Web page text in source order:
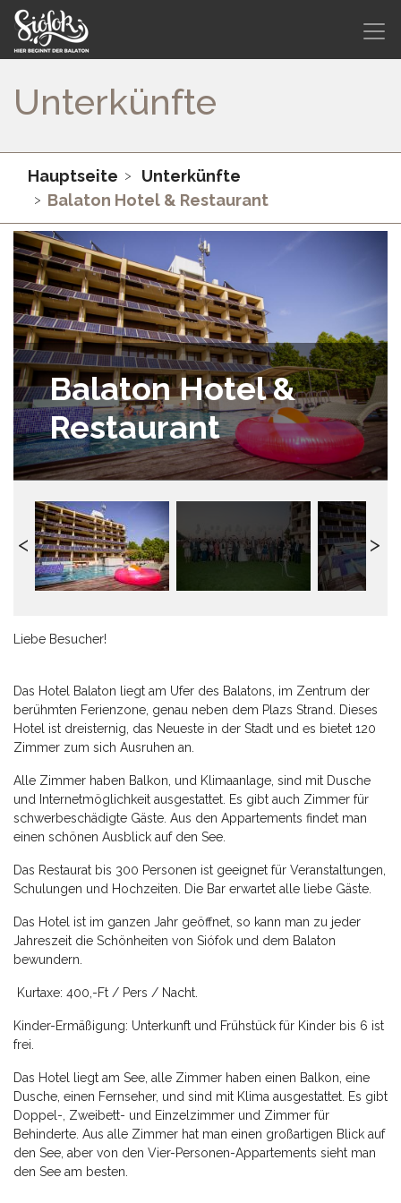
Unterkünfte
Hauptseite
Unterkünfte
Balaton Hotel & Restaurant
Balaton Hotel &
Restaurant
Liebe Besucher!
Das Hotel Balaton liegt am Ufer des Balatons, im Zentrum der
berühmten Ferienzone, genau neben dem Plazs Strand. Dieses
Hotel ist dreisternig, das Neueste in der Stadt und es bietet 120
Zimmer zum sich Ausruhen an.
Alle Zimmer haben Balkon, und Klimaanlage, sind mit Dusche
und Internetmöglichkeit ausgestattet. Es gibt auch Zimmer für
schwerbeschädigte Gäste. Aus den Appartements findet man
einen schönen Ausblick auf den See.
Das Restaurat bis 300 Personen ist geeignet für Veranstaltungen,
Schulungen und Hochzeiten. Die Bar erwartet alle liebe Gäste.
Das Hotel ist im ganzen Jahr geöffnet, so kann man zu jeder
Jahreszeit die Schönheiten von Siófok und dem Balaton
bewundern.
Kurtaxe: 400,-Ft / Pers / Nacht.
Kinder-Ermäßigung: Unterkunft und Frühstück für Kinder bis 6 ist
frei.
Das Hotel liegt am See, alle Zimmer haben einen Balkon, eine
Dusche, einen Fernseher, und sind mit Klima ausgestattet. Es gibt
Doppel-, Zweibett- und Einzelzimmer und Zimmer für
Behinderte. Aus alle Zimmer hat man einen großartigen Blick auf
den See, aber von den Vier-Personen-Appartements sieht man
den See am besten.